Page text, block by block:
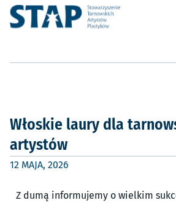
Włoskie laury dla
artystów
12 MAJA, 2026
Z dumą informujemy o wielkim